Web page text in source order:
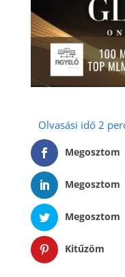
Megosztom
Megosztom
Megosztom
Kitűzöm